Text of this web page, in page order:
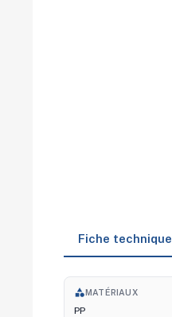
Fiche technique
categoryMATÉRIAUX
PP